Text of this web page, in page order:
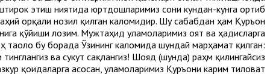
этиш ниятида юртдошларимиз сони кундан-кунга ортиб
орқали нозил қилган каломидир. Шу сабабдан ҳам Қуръон
қўйиши лозим. Мужтаҳид уламоларимиз оят ва ҳадисларга
таоло бу борада Ўзининг каломида шундай марҳамат қилган:
ва сукут сақлангиз! Шояд (шунда) раҳм қилингайсиз!”.
қоидаларга асосан, уламоларимиз Қуръони карим тиловат